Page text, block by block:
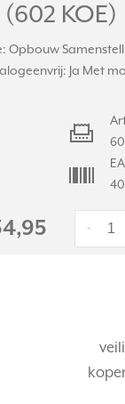
KOE)
Opbouw
Ja Met
-